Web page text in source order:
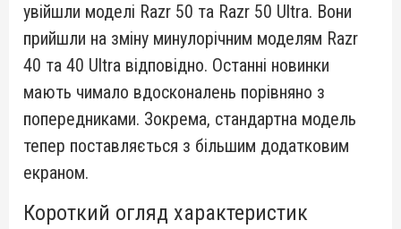
увійшли моделі Razr 50 та Razr 50 Ultra. Вони
прийшли на зміну минулорічним моделям Razr
40 та 40 Ultra відповідно. Останні новинки
мають чимало вдосконалень порівняно з
попередниками. Зокрема, стандартна модель
тепер поставляється з більшим додатковим
екраном.
Короткий огляд характеристик